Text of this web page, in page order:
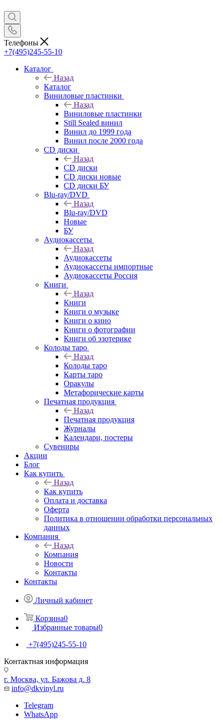
Телефоны
+7(495)245-55-10
Каталог
Назад
Каталог
Виниловые пластинки
Назад
Виниловые пластинки
Still Sealed винил
Винил до 1999 года
Винил после 2000 года
CD диски
Назад
CD диски
CD диски новые
CD диски БУ
Blu-ray/DVD
Назад
Blu-ray/DVD
Новые
БУ
Аудиокассеты
Назад
Аудиокассеты
Аудиокассеты импортные
Аудиокассеты Россия
Книги
Назад
Книги
Книги о музыке
Книги о кино
Книги о фотографии
Книги об эзотерике
Колоды таро
Назад
Колоды таро
Карты таро
Оракулы
Метафорические карты
Печатная продукция
Назад
Печатная продукция
Журналы
Календари, постеры
Сувениры
Акции
Блог
Как купить
Назад
Как купить
Оплата и доставка
Оферта
Политика в отношении обработки персональных
данных
Компания
Назад
Компания
Новости
Контакты
Контакты
Личный кабинет
Корзина0
Избранные товары0
+7(495)245-55-10
Контактная информация
г. Москва, ул. Бажова д. 8
info@dkvinyl.ru
Telegram
WhatsApp